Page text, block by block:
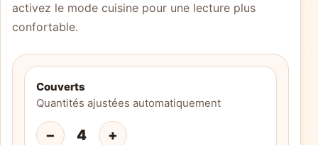
activez le mode cuisine pour une lecture plus
confortable.
Couverts
Quantités ajustées automatiquement
− 4 +